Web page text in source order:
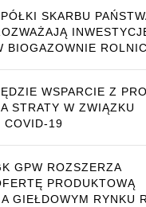
SKARBU
BIOGAZOWNIE
WSPARCIE Z
STRATY W ZWIĄZKU
COVID-19
GPW ROZSZERZA
PRODUKTOWĄ
GIEŁDOWYM RYNKU